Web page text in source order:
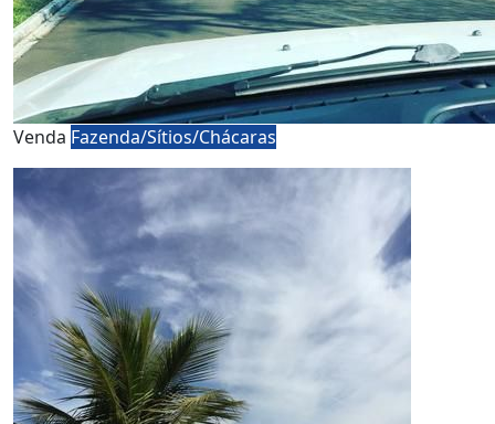
Venda Fazenda/Sítios/Chácaras